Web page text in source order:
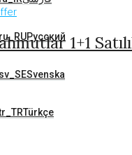
Русский
Svenska
Türkçe
1+1